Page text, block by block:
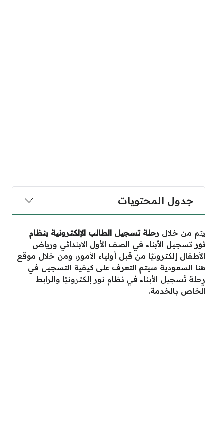
جدول المحتويات
يتم من خلال رحلة تسجيل الطالب الإلكترونية بنظام
نور تسجيل الأبناء في الصف الأول الابتدائي ورياض
الأطفال إلكترونيًا من قبل أولياء الأمور، ومن خلال موقع
هنا السعودية سيتم التعرف على كيفية التسجيل في
رٍحلة تَسجيل الأبناء في نظام نور إلكترونيًا والرابط
الخاص بالخدمة.